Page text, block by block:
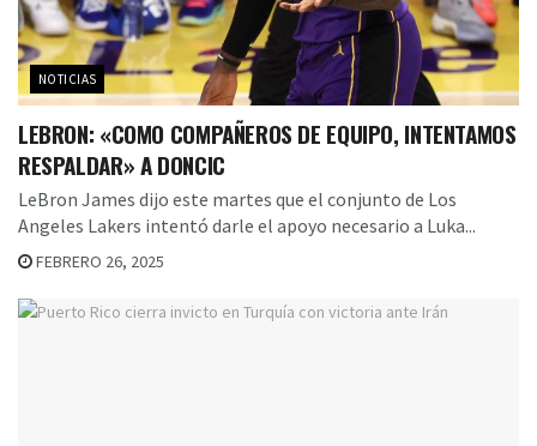
NOTICIAS
LEBRON: «COMO COMPAÑEROS DE EQUIPO, INTENTAMOS
RESPALDAR» A DONCIC
LeBron James dijo este martes que el conjunto de Los
Angeles Lakers intentó darle el apoyo necesario a Luka...
FEBRERO 26, 2025